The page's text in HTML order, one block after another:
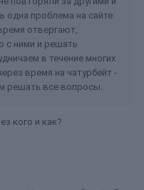
одна проблема на сайте:
отвергают,
с ними и решать
в течение многих
время на чатурбейт -
решать все вопросы.
кого и как?